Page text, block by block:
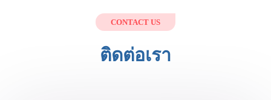
CONTACT US
ติดต่อเรา